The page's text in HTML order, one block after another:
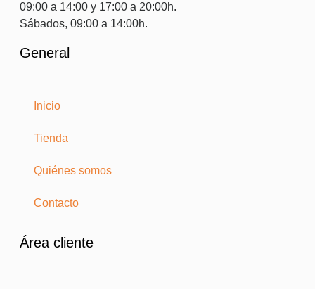
09:00 a 14:00 y 17:00 a 20:00h.
Sábados, 09:00 a 14:00h.
General
Inicio
Tienda
Quiénes somos
Contacto
Área cliente